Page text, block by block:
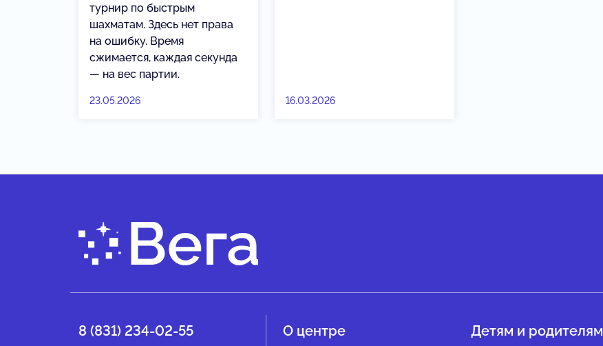
турнир по быстрым
шахматам. Здесь нет права
на ошибку. Время
сжимается, каждая секунда
— на вес партии.
23.05.2026 16.03.2026
8 (831) 234-02-55
О центре Детям и родителям